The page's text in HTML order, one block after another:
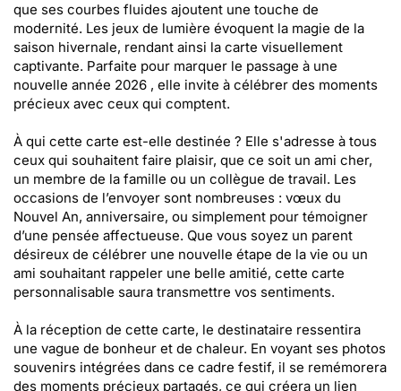
que ses courbes fluides ajoutent une touche de
modernité. Les jeux de lumière évoquent la magie de la
saison hivernale, rendant ainsi la carte visuellement
captivante. Parfaite pour marquer le passage à une
nouvelle année 2026 , elle invite à célébrer des moments
précieux avec ceux qui comptent.
À qui cette carte est-elle destinée ? Elle s'adresse à tous
ceux qui souhaitent faire plaisir, que ce soit un ami cher,
un membre de la famille ou un collègue de travail. Les
occasions de l’envoyer sont nombreuses : vœux du
Nouvel An, anniversaire, ou simplement pour témoigner
d’une pensée affectueuse. Que vous soyez un parent
désireux de célébrer une nouvelle étape de la vie ou un
ami souhaitant rappeler une belle amitié, cette carte
personnalisable saura transmettre vos sentiments.
À la réception de cette carte, le destinataire ressentira
une vague de bonheur et de chaleur. En voyant ses photos
souvenirs intégrées dans ce cadre festif, il se remémorera
des moments précieux partagés, ce qui créera un lien